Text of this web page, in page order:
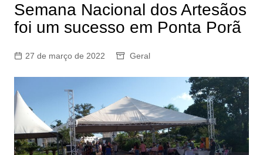
Semana Nacional dos Artesãos
foi um sucesso em Ponta Porã
27 de março de 2022 Geral